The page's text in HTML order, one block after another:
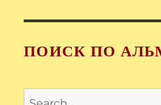
ПОИСК ПО
Search